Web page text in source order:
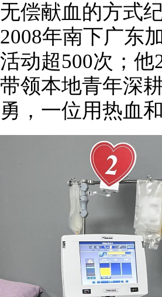
无偿献血的方式
2008年南下广东
活动超500次；
带领本地青年深
勇，一位用热血